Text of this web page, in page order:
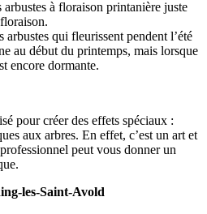
arbustes à floraison printanière juste
arbustes qui fleurissent pendent l’été
au début du printemps, mais lorsque
encore dormante.
pour créer des effets spéciaux :
aux arbres. En effet, c’est un art et
peut vous donner un
les-Saint-Avold